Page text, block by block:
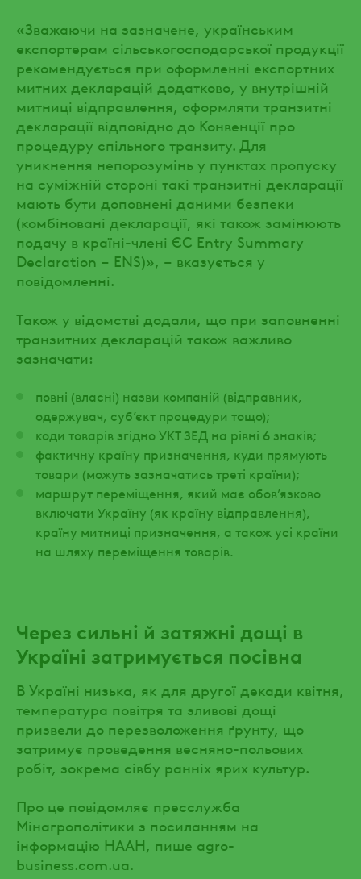
«Зважаючи на зазначене, українським
експортерам сільськогосподарської продукції
рекомендується при оформленні експортних
митних декларацій додатково, у внутрішній
митниці відправлення, оформляти транзитні
декларації відповідно до Конвенції про
процедуру спільного транзиту. Для
уникнення непорозумінь у пунктах пропуску
на суміжній стороні такі транзитні декларації
мають бути доповнені даними безпеки
(комбіновані декларації, які також замінюють
подачу в країні-члені ЄС Entry Summary
Declaration – ENS)», – вказується у
повідомленні.
Також у відомстві додали, що при заповненні
транзитних декларацій також важливо
зазначати:
повні (власні) назви компаній (відправник,
одержувач, суб’єкт процедури тощо);
коди товарів згідно УКТ ЗЕД на рівні 6 знаків;
фактичну країну призначення, куди прямують
товари (можуть зазначатись треті країни);
маршрут переміщення, який має обов’язково
включати Україну (як країну відправлення),
країну митниці призначення, а також усі країни
на шляху переміщення товарів.
Через сильні й затяжні дощі в
Україні затримується посівна
В Україні низька, як для другої декади квітня,
температура повітря та зливові дощі
призвели до перезволоження ґрунту, що
затримує проведення весняно-польових
робіт, зокрема сівбу ранніх ярих культур.
Про це повідомляє пресслужба
Мінагрополітики з посиланням на
інформацію НААН, пише agro-
business.com.ua.